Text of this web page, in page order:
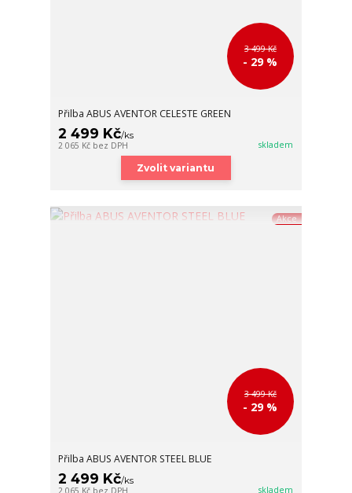
3 499 Kč
- 29 %
Přilba ABUS AVENTOR CELESTE GREEN
2 499 Kč/ks
2 065 Kč bez DPH skladem
Zvolit variantu
Akce
3 499 Kč
- 29 %
Přilba ABUS AVENTOR STEEL BLUE
2 499 Kč/ks
2 065 Kč bez DPH skladem